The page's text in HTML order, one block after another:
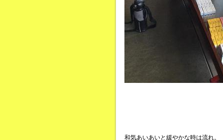
和気あいあいと緩やかな時は流れ。